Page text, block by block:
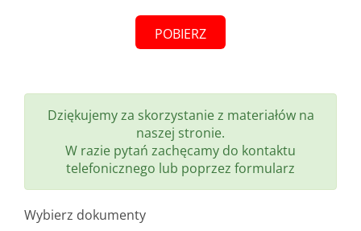
POBIERZ
Dziękujemy za skorzystanie z materiałów na
naszej stronie.
W razie pytań zachęcamy do kontaktu
telefonicznego lub poprzez formularz
Wybierz dokumenty